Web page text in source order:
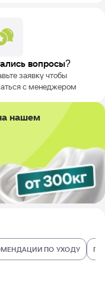
вопросы?
заявку чтобы
с менеджером
нашем
ПО УХОДУ